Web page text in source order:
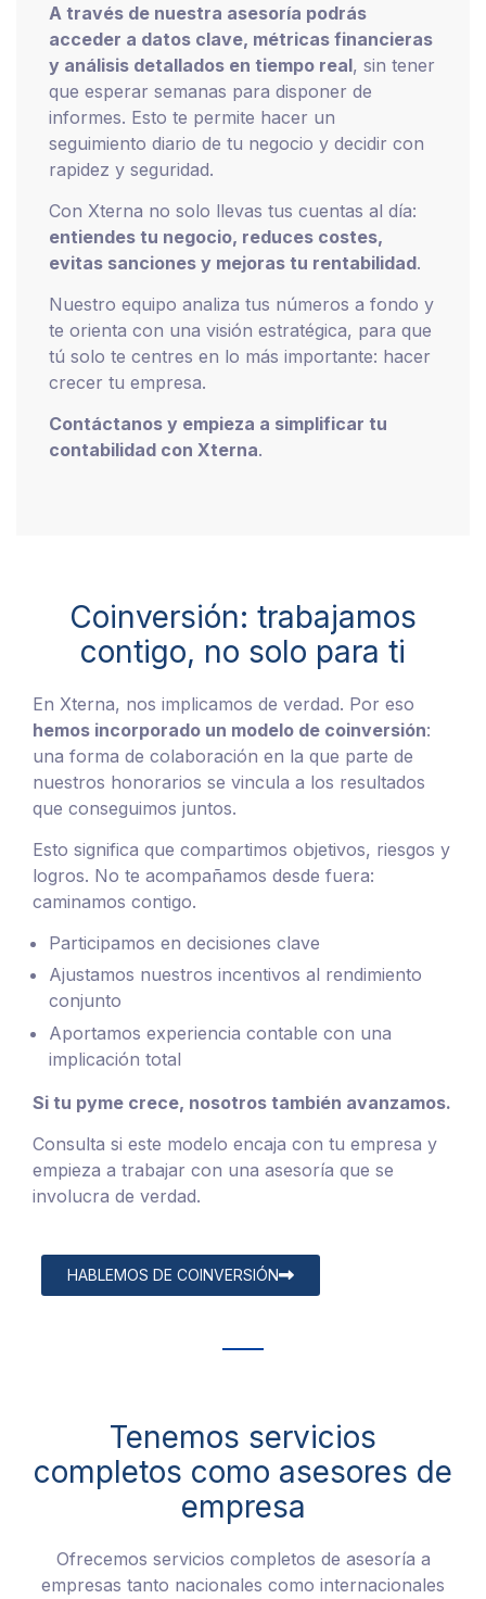
A través de nuestra asesoría podrás
acceder a datos clave, métricas financieras
y análisis detallados en tiempo real, sin tener
que esperar semanas para disponer de
informes. Esto te permite hacer un
seguimiento diario de tu negocio y decidir con
rapidez y seguridad.
Con Xterna no solo llevas tus cuentas al día:
entiendes tu negocio, reduces costes,
evitas sanciones y mejoras tu rentabilidad.
Nuestro equipo analiza tus números a fondo y
te orienta con una visión estratégica, para que
tú solo te centres en lo más importante: hacer
crecer tu empresa.
Contáctanos y empieza a simplificar tu
contabilidad con Xterna.
Coinversión: trabajamos
contigo, no solo para ti
En Xterna, nos implicamos de verdad. Por eso
hemos incorporado un modelo de coinversión:
una forma de colaboración en la que parte de
nuestros honorarios se vincula a los resultados
que conseguimos juntos.
Esto significa que compartimos objetivos, riesgos y
logros. No te acompañamos desde fuera:
caminamos contigo.
Participamos en decisiones clave
Ajustamos nuestros incentivos al rendimiento
conjunto
Aportamos experiencia contable con una
implicación total
Si tu pyme crece, nosotros también avanzamos.
Consulta si este modelo encaja con tu empresa y
empieza a trabajar con una asesoría que se
involucra de verdad.
HABLEMOS DE COINVERSIÓN
Tenemos servicios
completos como asesores de
empresa
Ofrecemos servicios completos de asesoría a
empresas tanto nacionales como internacionales